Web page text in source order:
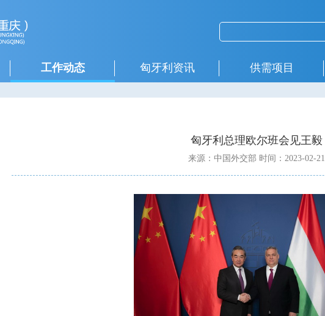
工作动态 匈牙利资讯 供需项目
匈牙利总理欧尔班会见王毅
来源：中国外交部 时间：2023-02-21